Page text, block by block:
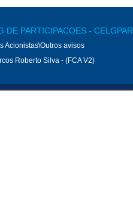
DE PARTICIPACOES - CELGPAR
Acionistas\Outros avisos
Roberto Silva - (FCA V2)